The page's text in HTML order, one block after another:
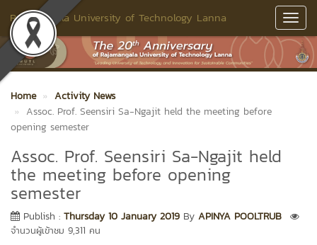
Rajamangala University of Technology Lanna
Home
Activity News
Assoc. Prof. Seensiri Sa-Ngajit held the meeting before
opening semester
Assoc. Prof. Seensiri Sa-Ngajit held
the meeting before opening
semester
Publish : Thursday 10 January 2019 By APINYA POOLTRUB
จำนวนผู้เข้าชม 9,311 คน